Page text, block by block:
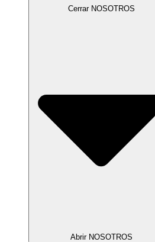
Cerrar NOSOTROS
Abrir NOSOTROS